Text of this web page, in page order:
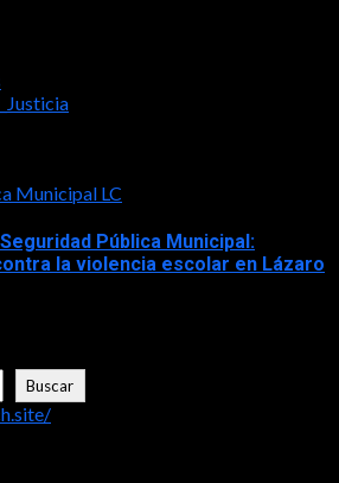
Municipal LC
Pública Municipal:
la violencia escolar en Lázaro
Buscar